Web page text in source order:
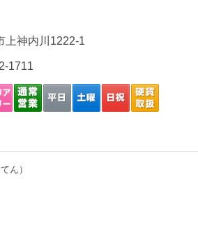
上神内川1222-1
1711
ん）